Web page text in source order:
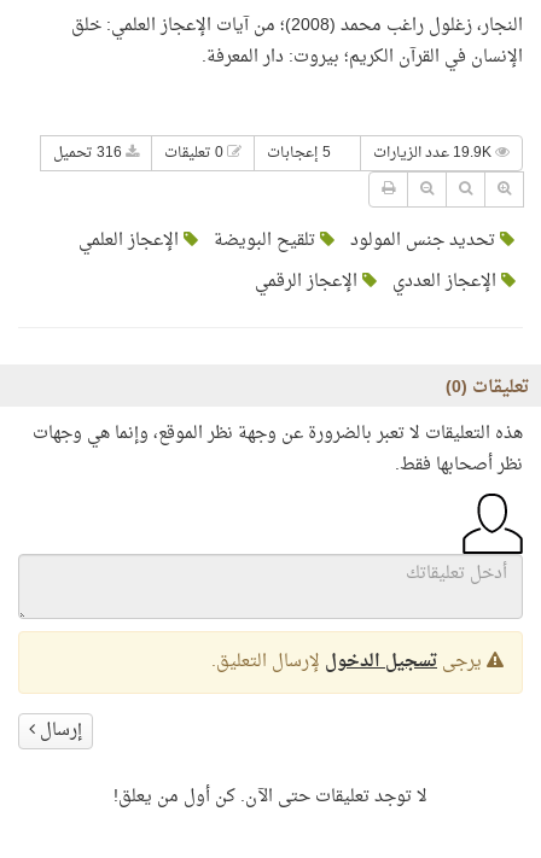
النجار، زغلول راغب محمد (2008)؛ من آيات الإعجاز العلمي: خلق
الإنسان في القرآن الكريم؛ بيروت: دار المعرفة.
5 إعجابات
تحديد جنس المولود تلقيح البويضة
الإعجاز العلمي
الإعجاز العددي
الإعجاز الرقمي
تعليقات (0
)
هذه التعليقات لا تعبر بالضرورة عن وجهة نظر الموقع، وإنما هي وجهات
نظر أصحابها فقط.
يرجىتسجيل الدخول لإرسال التعليق.
إرسال
لا توجد تعليقات حتى الآن. كن أول من يعلق!